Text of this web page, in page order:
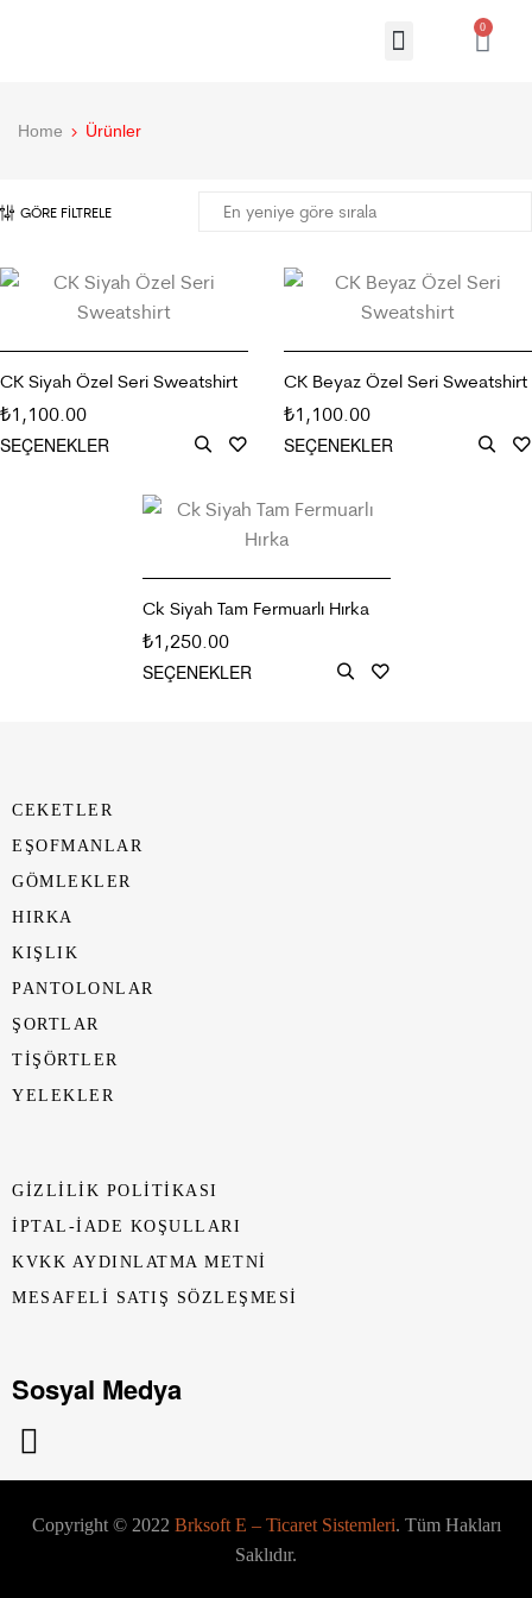
0
Home Ürünler
GÖRE FILTRELE
CK Siyah Özel Seri Sweatshirt
₺1,100.00
SEÇENEKLER
CK Beyaz Özel Seri Sweatshirt
₺1,100.00
SEÇENEKLER
Ck Siyah Tam Fermuarlı Hırka
₺1,250.00
SEÇENEKLER
CEKETLER
EŞOFMANLAR
GÖMLEKLER
HIRKA
KIŞLIK
PANTOLONLAR
ŞORTLAR
TİŞÖRTLER
YELEKLER
GIZLILIK POLITIKASI
İPTAL-İADE KOŞULLARI
KVKK AYDINLATMA METNI
MESAFELI SATIŞ SÖZLEŞMESI
Sosyal Medya
Copyright © 2022 Brksoft E – Ticaret Sistemleri. Tüm Hakları
Saklıdır.